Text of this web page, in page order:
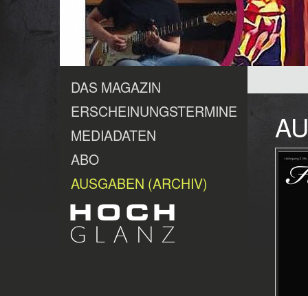
DAS MAGAZIN
ERSCHEINUNGSTERMINE
MEDIADATEN
ABO
AUSGABEN (ARCHIV)